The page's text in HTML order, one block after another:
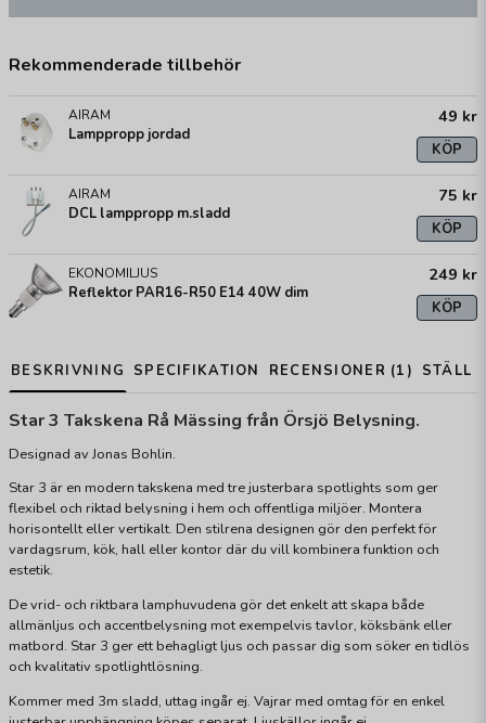
Rekommenderade tillbehör
AIRAM
Lamppropp jordad
49 kr
KÖP
AIRAM
DCL lamppropp m.sladd
75 kr
KÖP
EKONOMILJUS
Reflektor PAR16-R50 E14 40W dim
249 kr
KÖP
BESKRIVNING SPECIFIKATION RECENSIONER (1) STÄLL
Star 3 Takskena Rå Mässing från Örsjö Belysning.
Designad av Jonas Bohlin.
Star 3 är en modern takskena med tre justerbara spotlights som ger
flexibel och riktad belysning i hem och offentliga miljöer. Montera
horisontellt eller vertikalt. Den stilrena designen gör den perfekt för
vardagsrum, kök, hall eller kontor där du vill kombinera funktion och
estetik.
De vrid- och riktbara lamphuvudena gör det enkelt att skapa både
allmänljus och accentbelysning mot exempelvis tavlor, köksbänk eller
matbord. Star 3 ger ett behagligt ljus och passar dig som söker en tidlös
och kvalitativ spotlightlösning.
Kommer med 3m sladd, uttag ingår ej. Vajrar med omtag för en enkel